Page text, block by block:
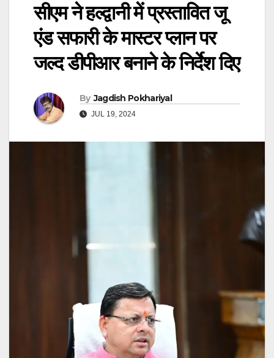
सीएम ने हल्द्वानी में प्रस्तावित जू
एंड सफारी के मास्टर प्लान पर
जल्द डीपीआर बनाने के निर्देश दिए
By Jagdish Pokhariyal
JUL 19, 2024